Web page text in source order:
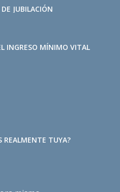
JUBILACIÓN
INGRESO MÍNIMO VITAL
REALMENTE TUYA?